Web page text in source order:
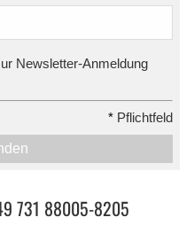
Newsletter-Anmeldung
* Pflichtfeld
731 88005-8205